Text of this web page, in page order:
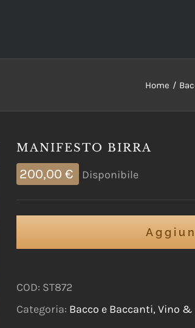
Home
MANIFESTO BIRRA
200,00 € Disponibile
COD: ST872
Categoria: Bacco e Baccanti, Vino